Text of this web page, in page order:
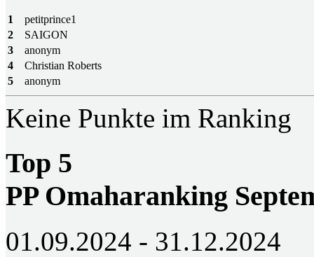
1
petitprince1
2
SAIGON
3
anonym
4
Christian Roberts
5
anonym
Keine Punkte im Ranking
Top 5
PP Omaharanking
01.09.2024 - 31.12.2024